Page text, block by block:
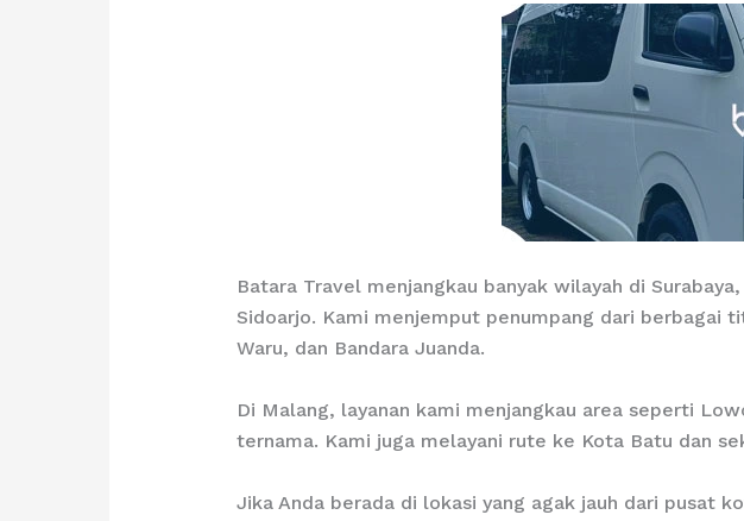
Batara Travel menjangkau banyak wilayah di
Sidoarjo. Kami menjemput penumpang dari berbagai
Waru, dan Bandara Juanda.
Di Malang, layanan kami menjangkau area seperti
ternama. Kami juga melayani rute ke Kota Batu dan
Jika Anda berada di lokasi yang agak jauh dari pusat